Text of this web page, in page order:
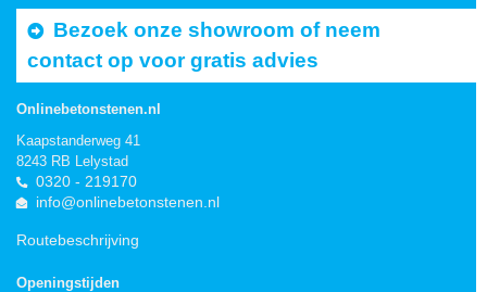
Bezoek onze showroom of neem
contact op voor gratis advies
Onlinebetonstenen.nl
Kaapstanderweg 41
8243 RB Lelystad
0320 - 219170
info@onlinebetonstenen.nl
Routebeschrijving
Openingstijden